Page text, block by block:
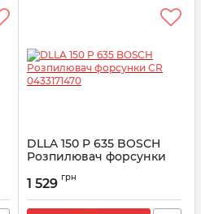
DLLA 150 P 635 BOSCH
Розпилювач форсунки
Артикул:
1 529 грн